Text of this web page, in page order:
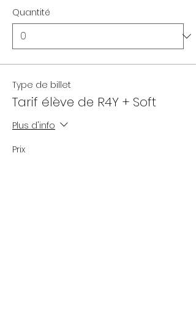
Quantité
Type de billet
Tarif élève de R4Y + Soft
Plus d'info
Prix